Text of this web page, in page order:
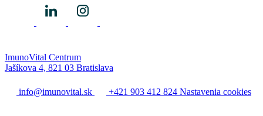
ImunoVital Centrum
Jašíkova 4, 821 03 Bratislava
info@imunovital.sk +421 903 412 824 Nastavenia cookies